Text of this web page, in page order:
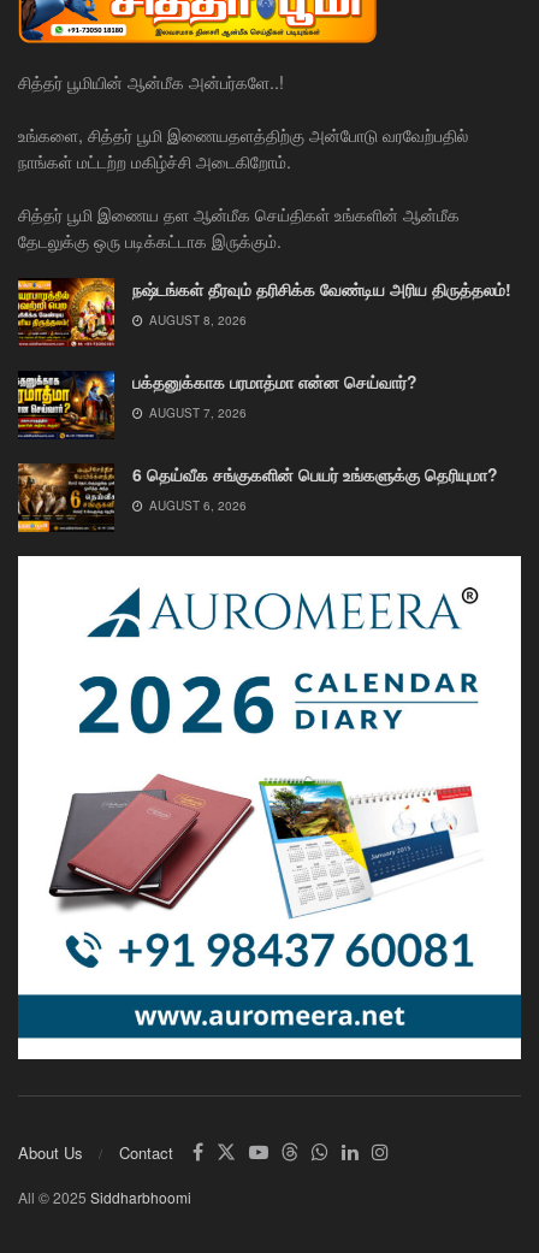
சித்தர் பூமியின் ஆன்மீக அன்பர்களே..!
உங்களை, சித்தர் பூமி இணையதளத்திற்கு அன்போடு வரவேற்பதில்
நாங்கள் மட்டற்ற மகிழ்ச்சி அடைகிறோம்.
சித்தர் பூமி இணைய தள ஆன்மீக செய்திகள் உங்களின் ஆன்மீக
தேடலுக்கு ஒரு படிக்கட்டாக இருக்கும்.
நஷ்டங்கள் தீரவும் தரிசிக்க வேண்டிய அரிய திருத்தலம்!
AUGUST 8, 2026
பக்தனுக்காக பரமாத்மா என்ன செய்வார்?
AUGUST 7, 2026
6 தெய்வீக சங்குகளின் பெயர் உங்களுக்கு தெரியுமா?
AUGUST 6, 2026
About Us Contact
All © 2025 Siddharbhoomi